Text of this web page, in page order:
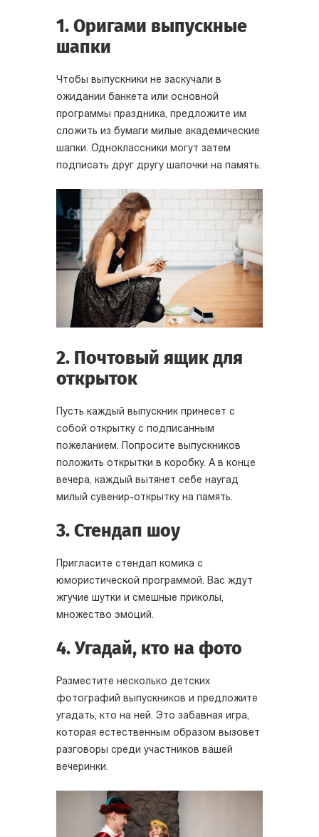
1. Оригами выпускные
шапки
Чтобы выпускники не заскучали в
ожидании банкета или основной
программы праздника, предложите им
сложить из бумаги милые академические
шапки. Одноклассники могут затем
подписать друг другу шапочки на память.
2. Почтовый ящик для
открыток
Пусть каждый выпускник принесет с
собой открытку с подписанным
пожеланием. Попросите выпускников
положить открытки в коробку. А в конце
вечера, каждый вытянет себе наугад
милый сувенир-открытку на память.
3. Стендап шоу
Пригласите стендап комика с
юмористической программой. Вас ждут
жгучие шутки и смешные приколы,
множество эмоций.
4. Угадай, кто на фото
Разместите несколько детских
фотографий выпускников и предложите
угадать, кто на ней. Это забавная игра,
которая естественным образом вызовет
разговоры среди участников вашей
вечеринки.